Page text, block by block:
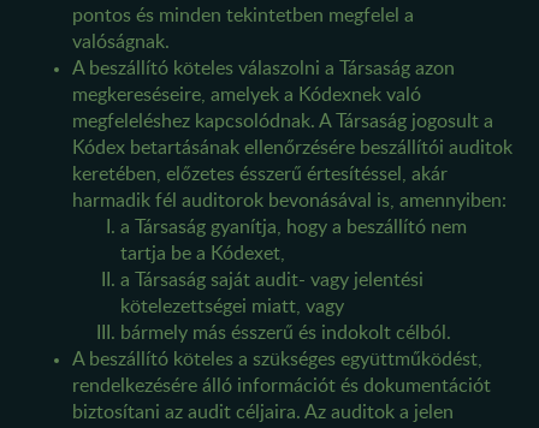
pontos és minden tekintetben megfelel a
valóságnak.
A beszállító köteles válaszolni a Társaság azon
megkereséseire, amelyek a Kódexnek való
megfeleléshez kapcsolódnak. A Társaság jogosult a
Kódex betartásának ellenőrzésére beszállítói auditok
keretében, előzetes ésszerű értesítéssel, akár
harmadik fél auditorok bevonásával is, amennyiben:
a Társaság gyanítja, hogy a beszállító nem
tartja be a Kódexet,
a Társaság saját audit- vagy jelentési
kötelezettségei miatt, vagy
bármely más ésszerű és indokolt célból.
A beszállító köteles a szükséges együttműködést,
rendelkezésére álló információt és dokumentációt
biztosítani az audit céljaira. Az auditok a jelen